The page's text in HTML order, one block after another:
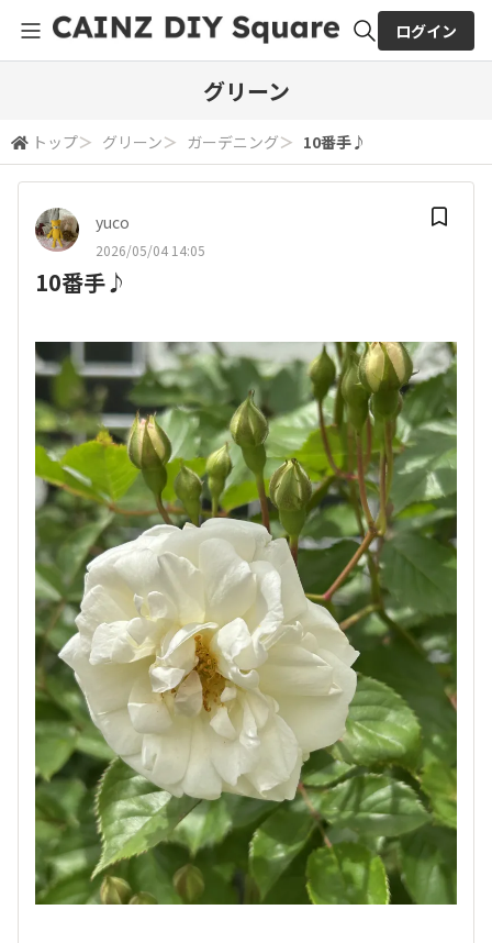
検索
ログイン
グリーン
トップ＞ グリーン＞ ガーデニング＞ 10番手♪
yuco
2026/05/04 14:05
10番手♪